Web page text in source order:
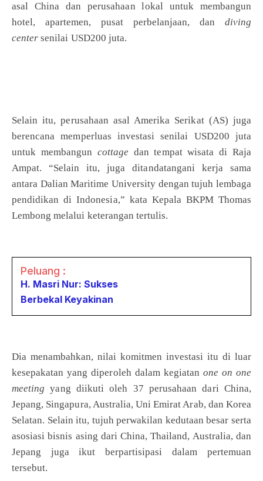
asal China dan perusahaan lokal untuk membangun
hotel, apartemen, pusat perbelanjaan, dan diving
center senilai USD200 juta.
Selain itu, perusahaan asal Amerika Serikat (AS) juga
berencana memperluas investasi senilai USD200 juta
untuk membangun cottage dan tempat wisata di Raja
Ampat. “Selain itu, juga ditandatangani kerja sama
antara Dalian Maritime University dengan tujuh lembaga
pendidikan di Indonesia,” kata Kepala BKPM Thomas
Lembong melalui keterangan tertulis.
Peluang :
H. Masri Nur: Sukses
Berbekal Keyakinan
Dia menambahkan, nilai komitmen investasi itu di luar
kesepakatan yang diperoleh dalam kegiatan one on one
meeting yang diikuti oleh 37 perusahaan dari China,
Jepang, Singapura, Australia, Uni Emirat Arab, dan Korea
Selatan. Selain itu, tujuh perwakilan kedutaan besar serta
asosiasi bisnis asing dari China, Thailand, Australia, dan
Jepang juga ikut berpartisipasi dalam pertemuan
tersebut.